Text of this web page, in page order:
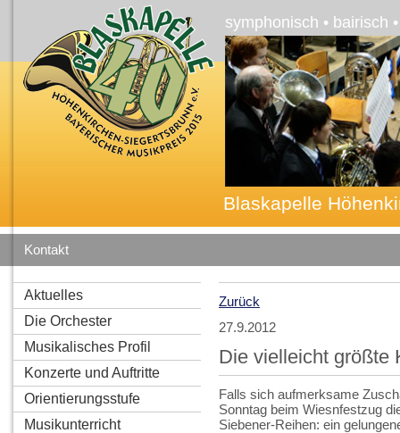
symphonisch • bairisch
Blaskapelle
Kontakt
Aktuelles
Die Orchester
Musikalisches Profil
Konzerte und Auftritte
Orientierungsstufe
Musikunterricht
Zurück
27.9.2012
Die vielleicht größte
Falls sich aufmerksame
Sonntag beim Wiesnfestzug
Siebener-Reihen: ein